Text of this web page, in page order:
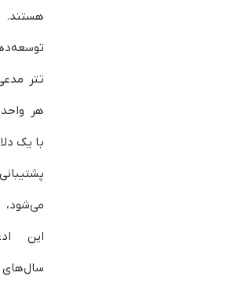
هستند.
تتر
با یک
پشتیبانی
این